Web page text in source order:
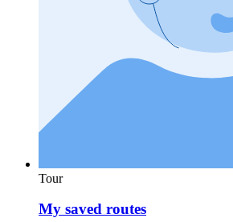
Tour
My saved routes